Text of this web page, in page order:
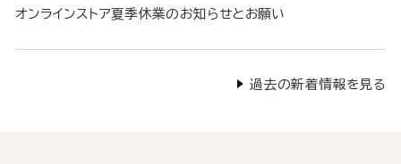
オンラインストア夏季休業のお知らせとお願い
過去の新着情報を見る